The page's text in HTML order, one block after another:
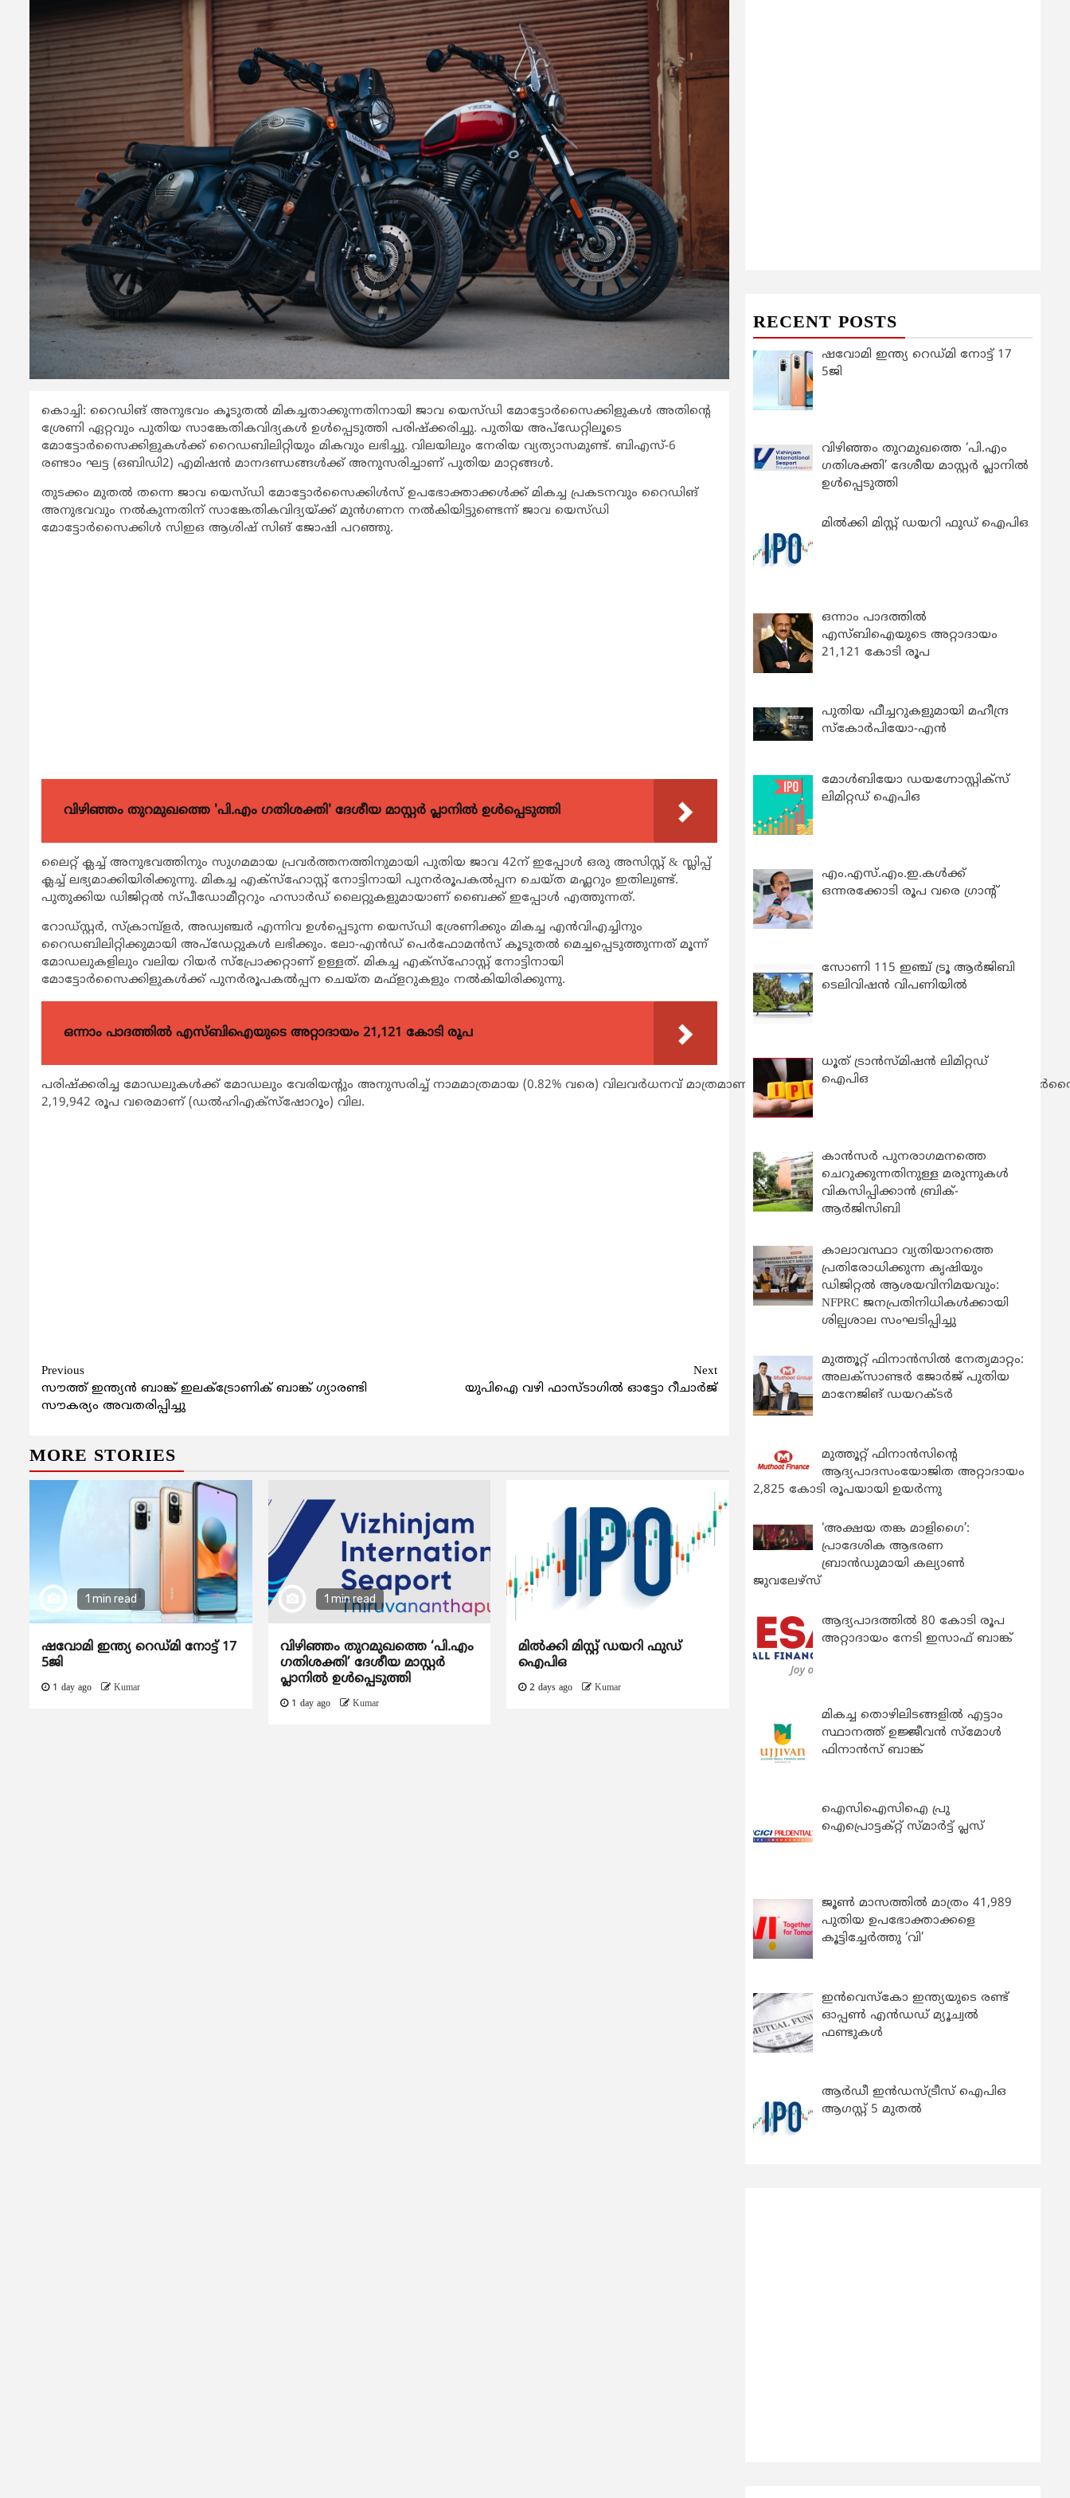
കൊച്ചി: റൈഡിങ് അനുഭവം കൂടുതല്‍ മികച്ചതാക്കുന്നതിനായി ജാവ യെസ്ഡി മോട്ടോര്‍സൈക്കിളുകള്‍ അതിന്‍റെ
ശ്രേണി ഏറ്റവും പുതിയ സാങ്കേതികവിദ്യകള്‍ ഉള്‍പ്പെടുത്തി പരിഷ്ക്കരിച്ചു. പുതിയ അപ്ഡേറ്റിലൂടെ
മോട്ടോര്‍സൈക്കിളുകള്‍ക്ക് റൈഡബിലിറ്റിയും മികവും ലഭിച്ചു. വിലയിലും നേരിയ വ്യത്യാസമുണ്ട്. ബിഎസ്-6
രണ്ടാം ഘട്ട (ഒബിഡി2) എമിഷന്‍ മാനദണ്ഡങ്ങള്‍ക്ക് അനുസരിച്ചാണ് പുതിയ മാറ്റങ്ങള്‍.
തുടക്കം മുതല്‍ തന്നെ ജാവ യെസ്ഡി മോട്ടോര്‍സൈക്കിള്‍സ് ഉപഭോക്താക്കള്‍ക്ക് മികച്ച പ്രകടനവും റൈഡിങ്
അനുഭവവും നല്‍കുന്നതിന് സാങ്കേതികവിദ്യയ്ക്ക് മുന്‍ഗണന നല്‍കിയിട്ടുണ്ടെന്ന് ജാവ യെസ്ഡി
മോട്ടോര്‍സൈക്കിള്‍ സിഇഒ ആശിഷ് സിങ് ജോഷി പറഞ്ഞു.
വിഴിഞ്ഞം തുറമുഖത്തെ 'പി.എം ഗതിശക്തി' ദേശീയ മാസ്റ്റർ പ്ലാനിൽ ഉൾപ്പെടുത്തി
ലൈറ്റ് ക്ലച്ച് അനുഭവത്തിനും സുഗമമായ പ്രവര്‍ത്തനത്തിനുമായി പുതിയ ജാവ 42ന് ഇപ്പോള്‍ ഒരു അസിസ്റ്റ് & സ്ലിപ്പ്
ക്ലച്ച് ലഭ്യമാക്കിയിരിക്കുന്നു. മികച്ച എക്സ്ഹോസ്റ്റ് നോട്ടിനായി പുനര്‍രൂപകല്‍പ്പന ചെയ്ത മഫ്ലറും ഇതിലുണ്ട്.
പുതുക്കിയ ഡിജിറ്റല്‍ സ്പീഡോമീറ്ററും ഹസാര്‍ഡ് ലൈറ്റുകളുമായാണ് ബൈക്ക് ഇപ്പോള്‍ എത്തുന്നത്.
റോഡ്സ്റ്റര്‍, സ്ക്രാമ്പ്ളര്‍, അഡ്വഞ്ചര്‍ എന്നിവ ഉള്‍പ്പെടുന്ന യെസ്ഡി ശ്രേണിക്കും മികച്ച എന്‍വിഎച്ചിനും
റൈഡബിലിറ്റിക്കുമായി അപ്ഡേറ്റുകള്‍ ലഭിക്കും. ലോ-എന്‍ഡ് പെര്‍ഫോമന്‍സ് കൂടുതല്‍ മെച്ചപ്പെടുത്തുന്നത് മൂന്ന്
മോഡലുകളിലും വലിയ റിയര്‍ സ്പ്രോക്കറ്റാണ് ഉള്ളത്. മികച്ച എക്സ്ഹോസ്റ്റ് നോട്ടിനായി
മോട്ടോര്‍സൈക്കിളുകള്‍ക്ക് പുനര്‍രൂപകല്‍പ്പന ചെയ്ത മഫ്ളറുകളും നല്‍കിയിരിക്കുന്നു.
ഒന്നാം പാദത്തിൽ എസ്ബിഐയുടെ അറ്റാദായം 21,121 കോടി രൂപ
പരിഷ്ക്കരിച്ച മോഡലുകള്‍ക്ക് മോഡലും വേരിയന്‍റും അനുസരിച്ച് നാമമാത്രമായ (0.82% വരെ) വിലവര്‍ധനവ് മാത്രമാണ് വരുത്തിയിട്ടുള്ളത്. പരിഷ്ക്കരിച്ച പുതിയ
2,19,942 രൂപ വരെമാണ് (ഡല്‍ഹിഎക്സ്ഷോറൂം) വില.
Continue
Reading
Previous
സൗത്ത് ഇന്ത്യന്‍ ബാങ്ക് ഇലക്ട്രോണിക് ബാങ്ക് ഗ്യാരണ്ടി
സൗകര്യം അവതരിപ്പിച്ചു
Next
യുപിഐ വഴി ഫാസ്ടാഗില്‍ ഓട്ടോ റീചാര്‍ജ്
MORE STORIES
1 min read
ഷവോമി ഇന്ത്യ റെഡ്മി നോട്ട് 17
5ജി
1 day ago Kumar
1 min read
വിഴിഞ്ഞം തുറമുഖത്തെ ‘പി.എം
ഗതിശക്തി’ ദേശീയ മാസ്റ്റർ
പ്ലാനിൽ ഉൾപ്പെടുത്തി
1 day ago Kumar
മിൽക്കി മിസ്റ്റ് ഡയറി ഫുഡ്
ഐപിഒ
2 days ago Kumar
RECENT POSTS
ഷവോമി ഇന്ത്യ റെഡ്മി നോട്ട് 17
5ജി
വിഴിഞ്ഞം തുറമുഖത്തെ ‘പി.എം
ഗതിശക്തി’ ദേശീയ മാസ്റ്റർ പ്ലാനിൽ
ഉൾപ്പെടുത്തി
മിൽക്കി മിസ്റ്റ് ഡയറി ഫുഡ് ഐപിഒ
ഒന്നാം പാദത്തിൽ
എസ്ബിഐയുടെ അറ്റാദായം
21,121 കോടി രൂപ
പുതിയ ഫീച്ചറുകളുമായി മഹീന്ദ്ര
സ്കോർപിയോ-എൻ
മോൾബിയോ ഡയഗ്നോസ്റ്റിക്സ്
ലിമിറ്റഡ് ഐപിഒ
എം.എസ്.എം.ഇ.കൾക്ക്
ഒന്നരക്കോടി രൂപ വരെ ഗ്രാന്റ്
സോണി 115 ഇഞ്ച് ട്രൂ ആർജിബി
ടെലിവിഷൻ വിപണിയിൽ
ധൂത് ട്രാൻസ്മിഷൻ ലിമിറ്റഡ്
ഐപിഒ
കാന്‍സര്‍ പുനരാഗമനത്തെ
ചെറുക്കുന്നതിനുള്ള മരുന്നുകള്‍
വികസിപ്പിക്കാന്‍ ബ്രിക്-
ആര്‍ജിസിബി
കാലാവസ്ഥാ വ്യതിയാനത്തെ
പ്രതിരോധിക്കുന്ന കൃഷിയും
ഡിജിറ്റൽ ആശയവിനിമയവും:
NFPRC ജനപ്രതിനിധികൾക്കായി
ശില്പശാല സംഘടിപ്പിച്ചു
മുത്തൂറ്റ് ഫിനാൻസിൽ നേതൃമാറ്റം:
അലക്സാണ്ടർ ജോർജ് പുതിയ
മാനേജിങ് ഡയറക്ടർ
മുത്തൂറ്റ് ഫിനാൻസിന്റെ
ആദ്യപാദസംയോജിത അറ്റാദായം
2,825 കോടി രൂപയായി ഉയർന്നു
‘അക്ഷയ തങ്ക മാളിഗൈ’:
പ്രാദേശിക ആഭരണ
ബ്രാന്‍ഡുമായി കല്യാണ്‍
ജുവലേഴ്‌സ്
ആദ്യപാദത്തിൽ 80 കോടി രൂപ
അറ്റാദായം നേടി ഇസാഫ് ബാങ്ക്
മികച്ച തൊഴിലിടങ്ങളിൽ എട്ടാം
സ്ഥാനത്ത് ഉജ്ജീവൻ സ്മോൾ
ഫിനാൻസ് ബാങ്ക്
ഐസിഐസിഐ പ്രു
ഐപ്രൊട്ടക്റ്റ് സ്മാർട്ട് പ്ലസ്
ജൂൺ മാസത്തിൽ മാത്രം 41,989
പുതിയ ഉപഭോക്താക്കളെ
കൂട്ടിച്ചേർത്തു ‘വി’
ഇന്‍വെസ്കോ ഇന്ത്യയുടെ രണ്ട്
ഓപ്പണ്‍ എന്‍ഡഡ് മ്യൂച്വല്‍
ഫണ്ടുകള്‍
ആർഡീ ഇൻഡസ്ട്രീസ് ഐപിഒ
ആഗസ്റ്റ് 5 മുതൽ